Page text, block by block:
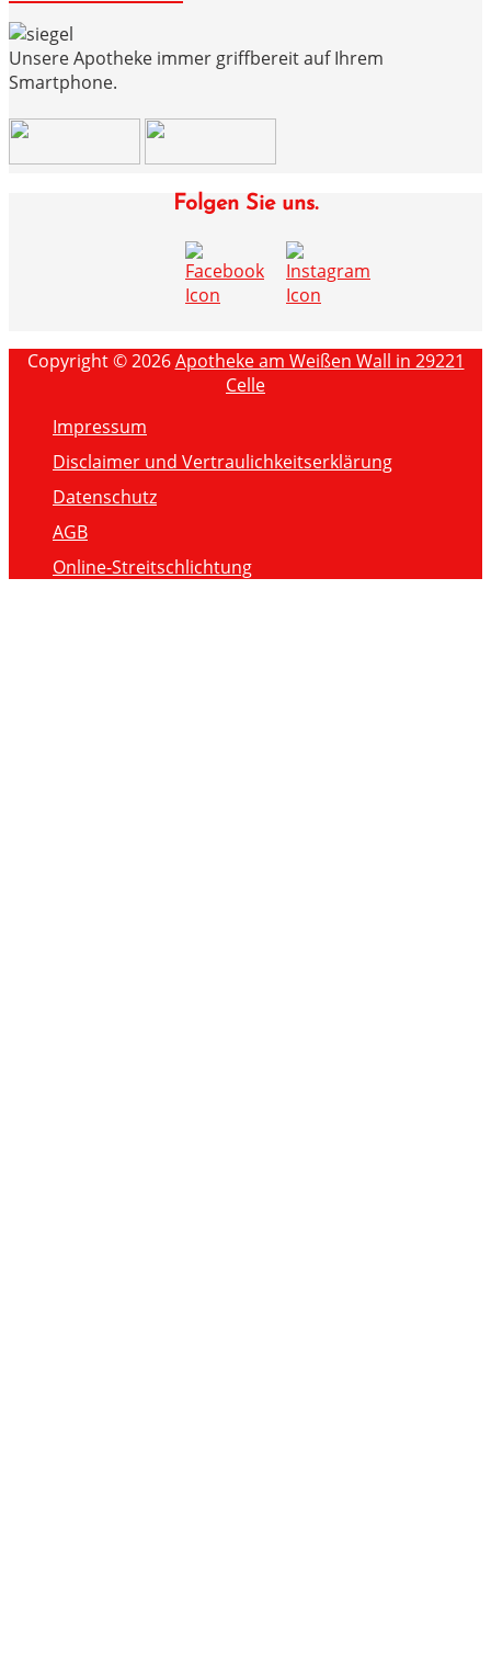
Unsere Apotheke immer griffbereit auf Ihrem
Smartphone.
Folgen Sie uns.
Copyright © 2026Apotheke am Weißen Wall in 29221
Celle
Impressum
Disclaimer und Vertraulichkeitserklärung
Datenschutz
AGB
Online-Streitschlichtung